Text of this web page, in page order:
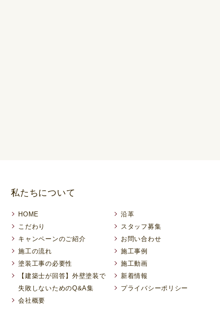
私たちについて
HOME
こだわり
キャンペーンのご紹介
施工の流れ
塗装工事の必要性
【建築士が回答】外壁塗装で
失敗しないためのQ&A集
会社概要
沿革
スタッフ募集
お問い合わせ
施工事例
施工動画
新着情報
プライバシーポリシー